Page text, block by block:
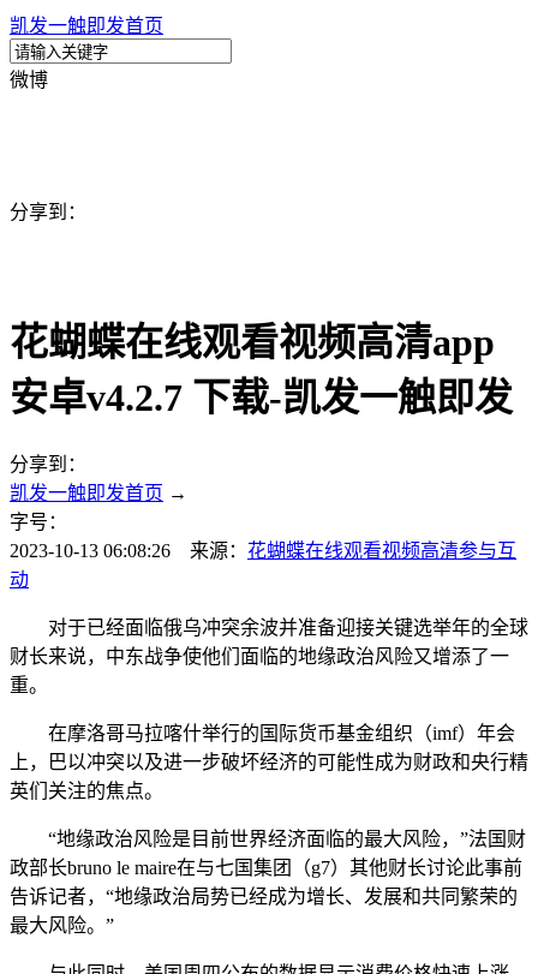
凯发一触即发首页
微博
分享到：
花蝴蝶在线观看视频高清app
安卓v4.2.7 下载-凯发一触即发
分享到：
凯发一触即发首页 →
字号：
2023-10-13 06:08:26 来源： 花蝴蝶在线观看视频高清参与互
动
对于已经面临俄乌冲突余波并准备迎接关键选举年的全球
财长来说，中东战争使他们面临的地缘政治风险又增添了一
重。
在摩洛哥马拉喀什举行的国际货币基金组织（imf）年会
上，巴以冲突以及进一步破坏经济的可能性成为财政和央行精
英们关注的焦点。
“地缘政治风险是目前世界经济面临的最大风险，”法国财
政部长bruno le maire在与七国集团（g7）其他财长讨论此事前
告诉记者，“地缘政治局势已经成为增长、发展和共同繁荣的
最大风险。”